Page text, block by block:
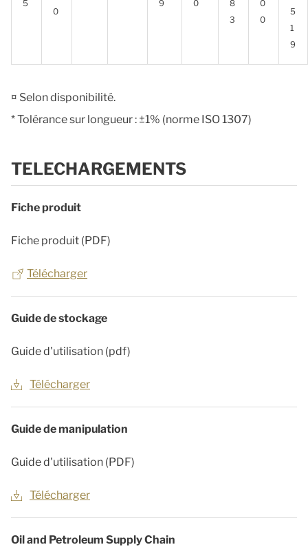
5
0
9
0
8
3
0
0
5
1
9
¤ Selon disponibilité.
* Tolérance sur longueur : ±1% (norme ISO 1307)
TELECHARGEMENTS
Fiche produit
Fiche produit (PDF)
Télécharger
Guide de stockage
Guide d'utilisation (pdf)
Télécharger
Guide de manipulation
Guide d'utilisation (PDF)
Télécharger
Oil and Petroleum Supply Chain